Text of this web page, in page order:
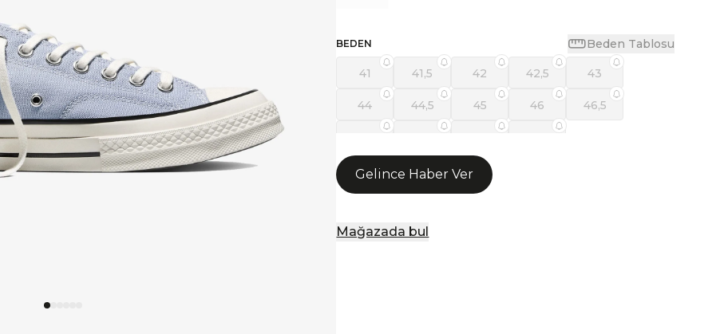
BEDEN Beden Tablosu
41 41,5 42 42,5 43
44 44,5 45 46 46,5
Gelince Haber Ver
Mağazada bul